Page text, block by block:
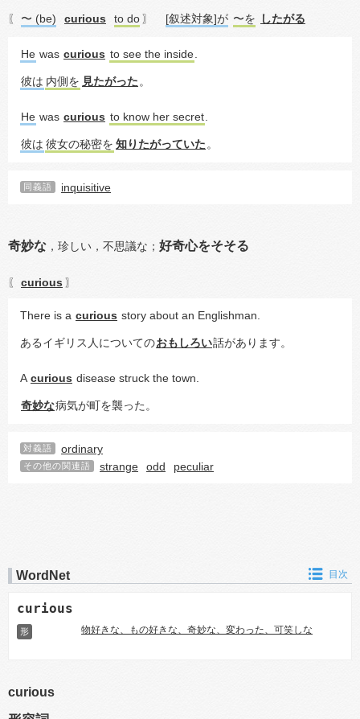
〖 〜 (be) curious to do 〗 [叙述対象]が 〜を したがる
He was curious to see the inside
彼は 内側を 見たがった 。
He was curious to know her secret
彼は 彼女の秘密を 知りたがっていた 。
同義語 inquisitive
奇妙な ， 珍しい， 不思議な； 好奇心をそそる
〖 curious 〗
There is a curious story about an Englishman.
あるイギリス人についてのおもしろい話があります。
A curious disease struck the town.
奇妙な病気が町を襲った。
対義語 ordinary
その他の関連語 strange odd peculiar
WordNet 目次
curious
形 物好きな、もの好きな、奇妙な、変わった、可笑しな
curious